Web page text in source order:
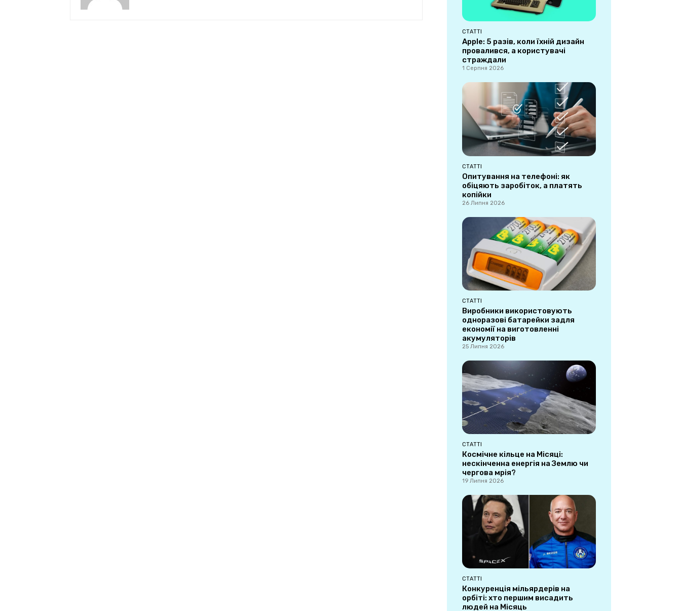
СТАТТІ
Apple: 5 разів, коли їхній дизайн
провалився, а користувачі
страждали
1 Серпня 2026
СТАТТІ
Опитування на телефоні: як
обіцяють заробіток, а платять
копійки
26 Липня 2026
СТАТТІ
Виробники використовують
одноразові батарейки задля
економії на виготовленні
акумуляторів
25 Липня 2026
СТАТТІ
Космічне кільце на Місяці:
нескінченна енергія на Землю чи
чергова мрія?
19 Липня 2026
СТАТТІ
Конкуренція мільярдерів на
орбіті: хто першим висадить
людей на Місяць